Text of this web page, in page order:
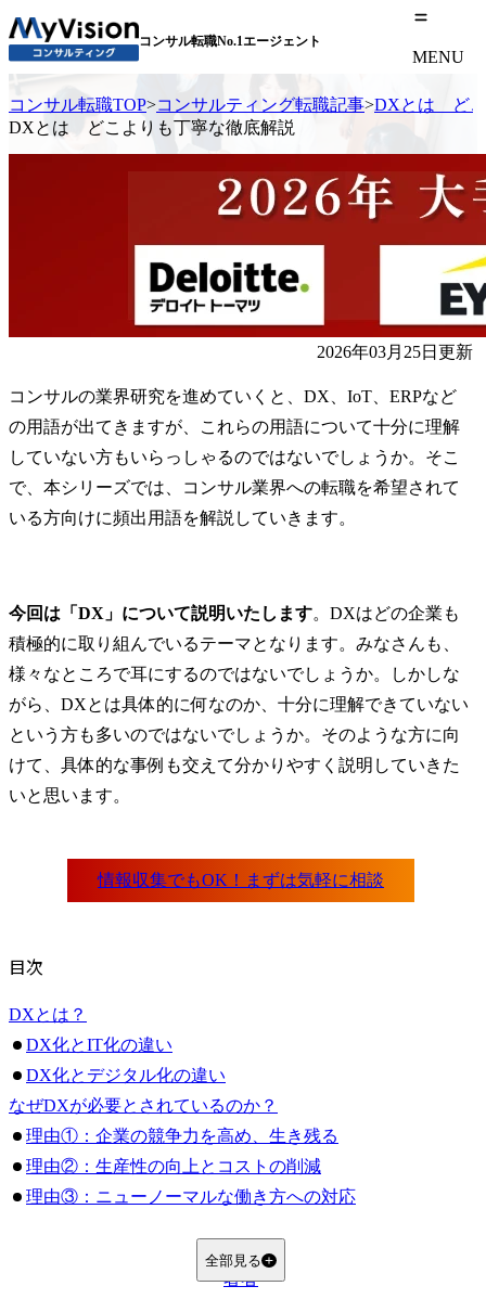
コンサル転職No.1エージェント
MENU
コンサル転職TOP>コンサルティング転職記事>DXとは どこ
DXとは どこよりも丁寧な徹底解説
2026年03月25日更新
コンサルの業界研究を進めていくと、DX、IoT、ERPなど
の用語が出てきますが、これらの用語について十分に理解
していない方もいらっしゃるのではないでしょうか。そこ
で、本シリーズでは、コンサル業界への転職を希望されて
いる方向けに頻出用語を解説していきます。
今回は「DX」について説明いたします。DXはどの企業も
積極的に取り組んでいるテーマとなります。みなさんも、
様々なところで耳にするのではないでしょうか。しかしな
がら、DXとは具体的に何なのか、十分に理解できていない
という方も多いのではないでしょうか。そのような方に向
けて、具体的な事例も交えて分かりやすく説明していきた
いと思います。
目次
DXとは？
DX化とIT化の違い
DX化とデジタル化の違い
なぜDXが必要とされているのか？
理由①：企業の競争力を高め、生き残る
理由②：生産性の向上とコストの削減
理由③：ニューノーマルな働き方への対応
日常生活におけるDXの具体例
全部見る
著者